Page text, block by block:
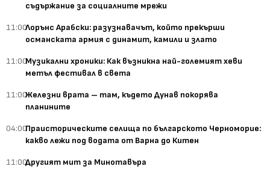
съдържание за социалните мрежи
11:00Лорънс Арабски: разузнавачът, който прекърши
османската армия с динамит, камили и злато
11:00Музикални хроники: Как възникна най-големият хеви
метъл фестивал в света
11:00Железни врата – там, където Дунав покорява
планините
04:00Праисторическите селища по българското Черноморие:
какво лежи под водата от Варна до Китен
11:00Другият мит за Минотавъра